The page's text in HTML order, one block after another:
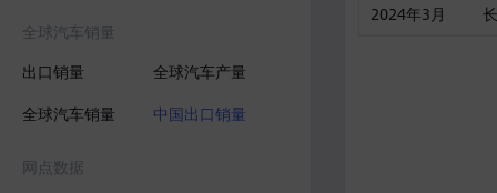
全球汽车销量
出口销量
全球汽车产量
全球汽车销量
中国出口销量
网点数据
2024年3月